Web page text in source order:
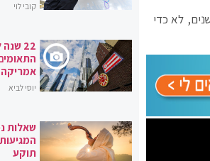
לא כדי
קובי לוי
22
אמריקה
יוסי לביא
שאלות
תוקע